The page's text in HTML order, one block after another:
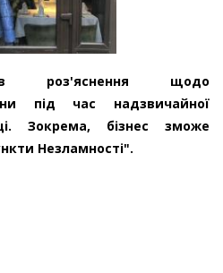
роз'яснення щодо
під час надзвичайної
Зокрема, бізнес зможе
Незламності".